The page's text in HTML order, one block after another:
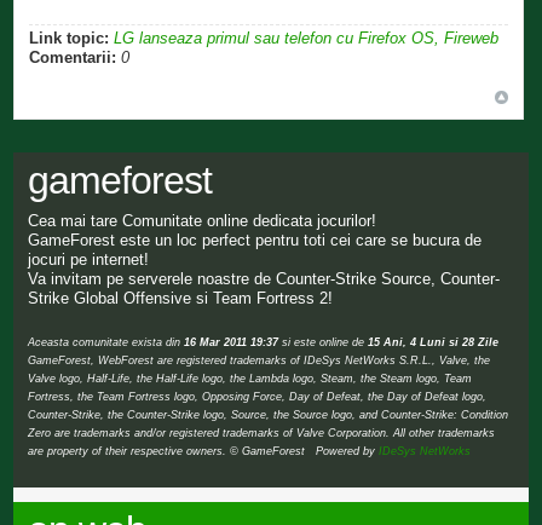
Link topic: LG lanseaza primul sau telefon cu Firefox OS, Fireweb
Comentarii: 0
gameforest
Cea mai tare Comunitate online dedicata jocurilor!
GameForest este un loc perfect pentru toti cei care se bucura de
jocuri pe internet!
Va invitam pe serverele noastre de Counter-Strike Source, Counter-
Strike Global Offensive si Team Fortress 2!
Aceasta comunitate exista din16 Mar 2011 19:37si este online de15 Ani, 4 Luni si 28 Zile
GameForest, WebForest are registered trademarks of IDeSys NetWorks S.R.L., Valve, the
Valve logo, Half-Life, the Half-Life logo, the Lambda logo, Steam, the Steam logo, Team
Fortress, the Team Fortress logo, Opposing Force, Day of Defeat, the Day of Defeat logo,
Counter-Strike, the Counter-Strike logo, Source, the Source logo, and Counter-Strike: Condition
Zero are trademarks and/or registered trademarks of Valve Corporation. All other trademarks
are property of their respective owners. © GameForest Powered byIDeSys NetWorks